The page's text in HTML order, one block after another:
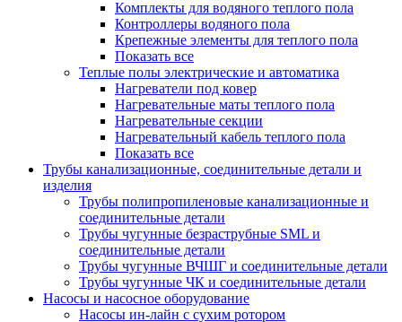
Комплекты для водяного теплого пола
Контроллеры водяного пола
Крепежные элементы для теплого пола
Показать все
Теплые полы электрические и автоматика
Нагреватели под ковер
Нагревательные маты теплого пола
Нагревательные секции
Нагревательный кабель теплого пола
Показать все
Трубы канализационные, соединительные детали и
изделия
Трубы полипропиленовые канализационные и
соединительные детали
Трубы чугунные безраструбные SML и
соединительные детали
Трубы чугунные ВЧШГ и соединительные детали
Трубы чугунные ЧК и соединительные детали
Насосы и насосное оборудование
Насосы ин-лайн с сухим ротором